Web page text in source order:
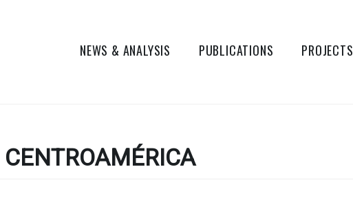
NEWS & ANALYSIS PUBLICATIONS PROJECTS
CENTROAMÉRICA